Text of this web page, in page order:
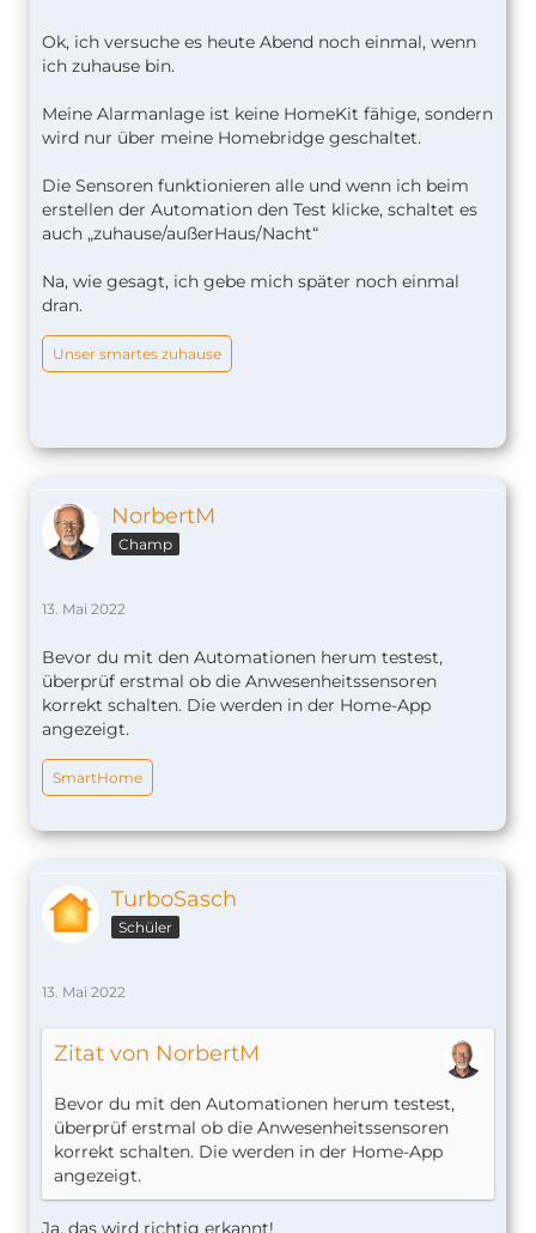
Ok, ich versuche es heute Abend noch einmal, wenn
ich zuhause bin.
Meine Alarmanlage ist keine HomeKit fähige, sondern
wird nur über meine Homebridge geschaltet.
Die Sensoren funktionieren alle und wenn ich beim
erstellen der Automation den Test klicke, schaltet es
auch „zuhause/außerHaus/Nacht“
Na, wie gesagt, ich gebe mich später noch einmal
dran.
Unser smartes zuhause
NorbertM
Champ
13. Mai 2022
Bevor du mit den Automationen herum testest,
überprüf erstmal ob die Anwesenheitssensoren
korrekt schalten. Die werden in der Home-App
angezeigt.
SmartHome
TurboSasch
Schüler
13. Mai 2022
Zitat von NorbertM
Bevor du mit den Automationen herum testest,
überprüf erstmal ob die Anwesenheitssensoren
korrekt schalten. Die werden in der Home-App
angezeigt.
Ja, das wird richtig erkannt!